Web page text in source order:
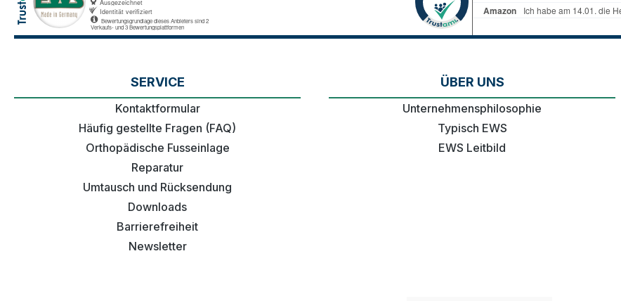
SERVICE
Kontaktformular
Häufig gestellte Fragen (FAQ)
Orthopädische Fusseinlage
Reparatur
Umtausch und Rücksendung
Downloads
Barrierefreiheit
Newsletter
ÜBER UNS
Unternehmensphilosophie
Typisch EWS
EWS Leitbild